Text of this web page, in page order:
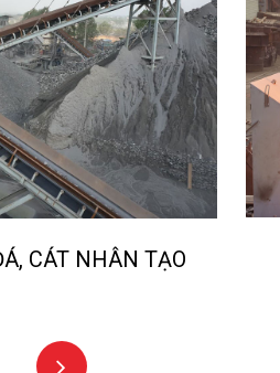
CÁT NHÂN TẠO